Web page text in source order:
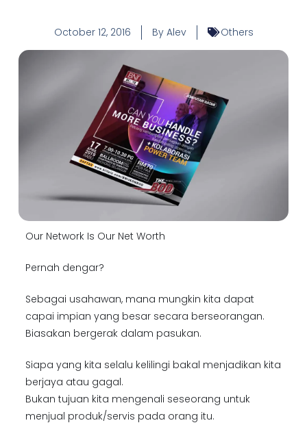
October 12, 2016 ByAlev Others
Our Network Is Our Net Worth
Pernah dengar?
Sebagai usahawan, mana mungkin kita dapat
capai impian yang besar secara berseorangan.
Biasakan bergerak dalam pasukan.
Siapa yang kita selalu kelilingi bakal menjadikan kita
berjaya atau gagal.
Bukan tujuan kita mengenali seseorang untuk
menjual produk/servis pada orang itu.